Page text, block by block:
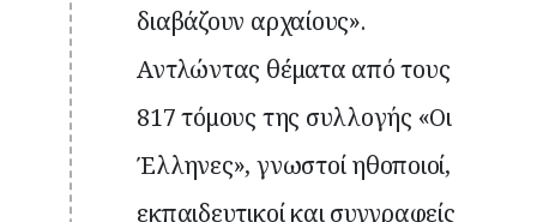
διαβάζουν αρχαίους».
Αντλώντας θέματα από τους
817 τόμους της συλλογής «Οι
Έλληνες», γνωστοί ηθοποιοί,
εκπαιδευτικοί και συγγραφείς